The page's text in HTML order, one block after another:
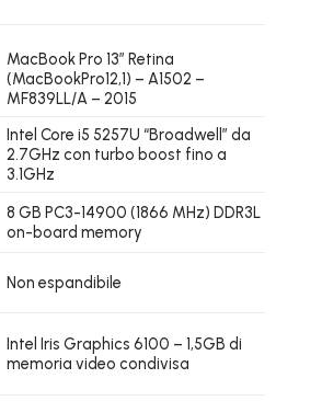
MacBook Pro 13″ Retina
(MacBookPro12,1) – A1502 –
MF839LL/A – 2015
Intel Core i5 5257U “Broadwell” da
2.7GHz con turbo boost fino a
3.1GHz
8 GB PC3-14900 (1866 MHz) DDR3L
on-board memory
Non espandibile
Intel Iris Graphics 6100 – 1,5GB di
memoria video condivisa